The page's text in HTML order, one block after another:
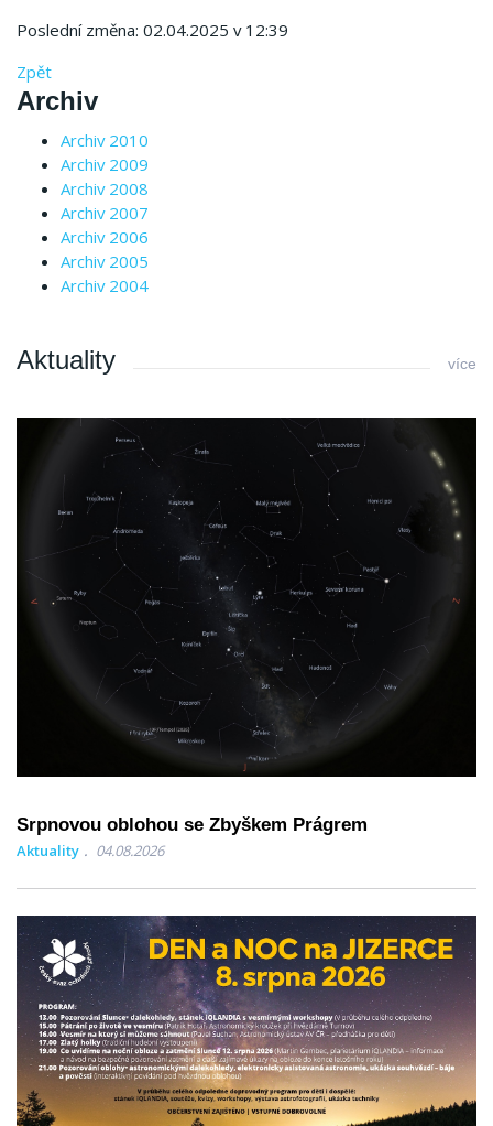
Poslední změna: 02.04.2025 v 12:39
Zpět
Archiv
Archiv 2010
Archiv 2009
Archiv 2008
Archiv 2007
Archiv 2006
Archiv 2005
Archiv 2004
Aktuality více
Srpnovou oblohou se Zbyškem Prágrem
Aktuality 04.08.2026